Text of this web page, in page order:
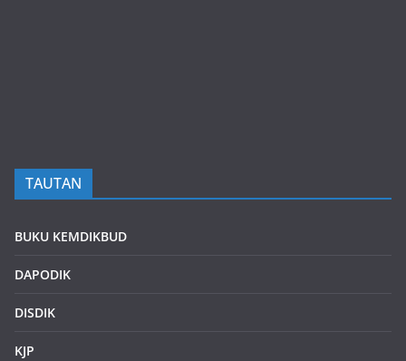
TAUTAN
BUKU KEMDIKBUD
DAPODIK
DISDIK
KJP